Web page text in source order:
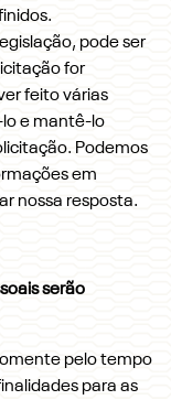
pode ser
for
feito várias
lo e mantê-lo
Podemos
em
nossa resposta.
serão
pelo tempo
para as